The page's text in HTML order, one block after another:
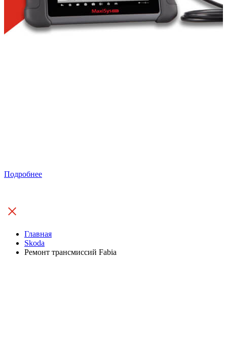
Подробнее
Главная
Skoda
Ремонт трансмиссий Fabia